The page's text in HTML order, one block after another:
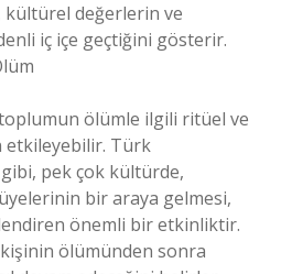
değerlerin ve
iç içe geçtiğini gösterir.
toplumun ölümle ilgili ritüel ve
etkileyebilir. Türk
pek çok kültürde,
bir araya gelmesi,
önemli bir etkinliktir.
ölümünden sonra